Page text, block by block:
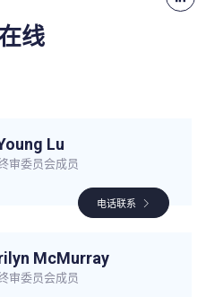
线
Lu
审委员会成员
电话联系
McMurray
审委员会成员